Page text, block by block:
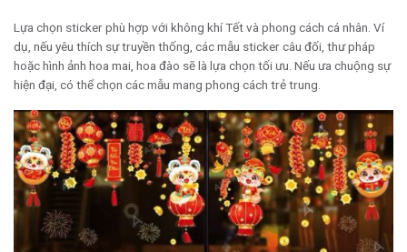
Lựa chọn sticker phù hợp với không khí Tết và phong cách cá nhân. Ví
dụ, nếu yêu thích sự truyền thống, các mẫu sticker câu đối, thư pháp
hoặc hình ảnh hoa mai, hoa đào sẽ là lựa chọn tối ưu. Nếu ưa chuộng sự
hiện đại, có thể chọn các mẫu mang phong cách trẻ trung.